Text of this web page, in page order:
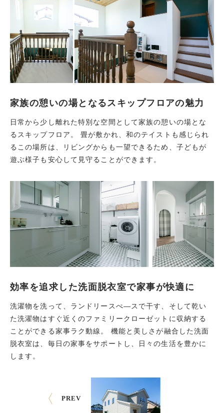
家族の憩いの場となるスキップフロアの魅力
日常から少し離れた特別な空間として家族の憩いの場とな
るスキップフロア。 畳が敷かれ、和のテイストも感じられ
るこの場所は、リビングからも一望できるため、子どもが
遊ぶ様子も安心して見守ることができます。
効率を追求した洗面脱衣室で家事が快適に
洗濯物を洗って、ランドリースぺ―スで干す、そして乾い
た洗濯物はすぐ近くのファミリークローゼットに収納する
ことができる家事ラク動線。 機能と美しさが融合した洗面
脱衣室は、毎日の家事をサポートし、日々の生活を豊かに
します。
PREV